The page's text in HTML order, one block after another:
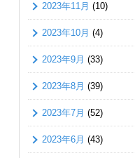
2023年11月 (10)
2023年10月 (4)
2023年9月 (33)
2023年8月 (39)
2023年7月 (52)
2023年6月 (43)